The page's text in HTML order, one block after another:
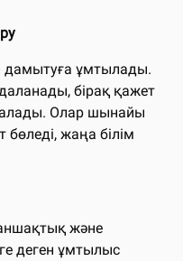
дамытуға ұмтылады.
бірақ қажет
алады. Олар шынайы
бөледі, жаңа білім
және
деген ұмтылыс